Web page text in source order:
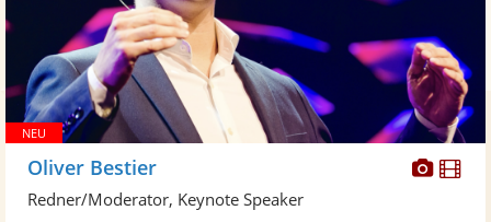
Oliver Bestier
Redner/Moderator, Keynote Speaker